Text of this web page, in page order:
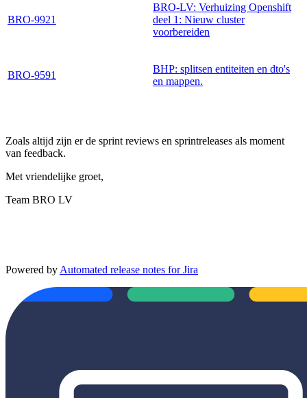
BRO-9921
BRO-LV: Verhuizing Openshift
deel 1: Nieuw cluster
voorbereiden
BRO-9591
BHP: splitsen entiteiten en dto's
en mappen.
Zoals altijd zijn er de sprint reviews en sprintreleases als moment
van feedback.
Met vriendelijke groet,
Team BRO LV
Powered by Automated release notes for Jira